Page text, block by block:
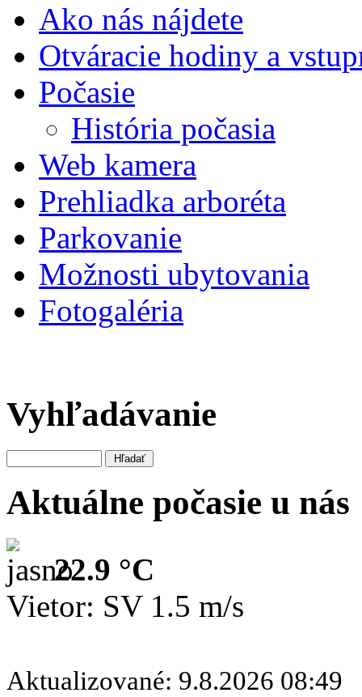
Ako nás nájdete
Otváracie hodiny a
Počasie
História počasia
Web kamera
Prehliadka arboréta
Parkovanie
Možnosti ubytovania
Fotogaléria
Vyhľadávanie
Aktuálne počasie u nás
22.9 °C
Vietor: SV 1.5 m/s
Aktualizované: 9.8.2026 08:49